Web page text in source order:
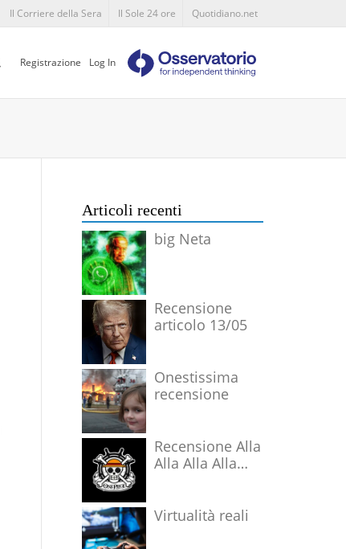
Il Corriere della Sera Il Sole 24 ore Quotidiano.net
CercaRegistrazione Log In
Articoli recenti
big Neta
Recensione
articolo 13/05
Onestissima
recensione
Recensione Alla
Alla Alla Alla
Virtualità reali